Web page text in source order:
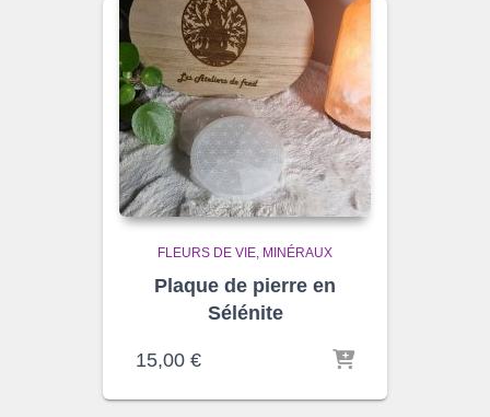
FLEURS DE VIE MINÉRAUX
Plaque de pierre en
Sélénite
15,00 €